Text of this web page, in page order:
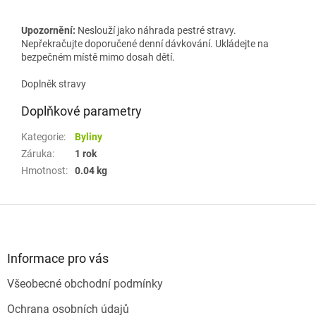
Upozornění: Neslouží jako náhrada pestré stravy.
Nepřekračujte doporučené denní dávkování. Ukládejte na
bezpečném místě mimo dosah dětí.
Doplněk stravy
Doplňkové parametry
Kategorie:
Byliny
Záruka:
1 rok
Hmotnost: 0.04 kg
Informace pro vás
Všeobecné obchodní podmínky
Ochrana osobních údajů